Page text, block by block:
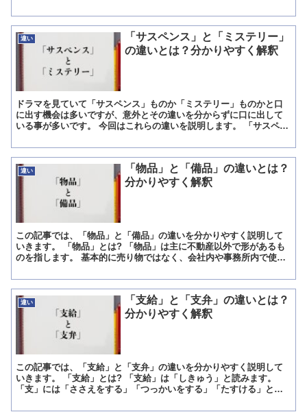
違い
「サスペンス」と「ミステリー」
の違いとは？分かりやすく解釈
ドラマを見ていて「サスペンス」ものか「ミステリー」ものかと口
に出す機会は多いですが、意外とその違いを分からずに口に出して
いる事が多いです。 今回はこれらの違いを説明します。 「サスペン
違い
「物品」と「備品」の違いとは？
分かりやすく解釈
この記事では、「物品」と「備品」の違いを分かりやすく説明して
いきます。 「物品」とは? 「物品」は主に不動産以外で形があるも
のを指します。 基本的に売り物ではなく、会社内や事務所内で使用
違い
「支給」と「支弁」の違いとは？
分かりやすく解釈
この記事では、「支給」と「支弁」の違いを分かりやすく説明して
いきます。 「支給」とは? 「支給」は「しきゅう」と読みます。
「支」には「ささえをする」「つっかいをする」「たすける」とい